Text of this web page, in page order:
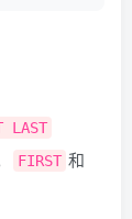
LAST
FIRST 和